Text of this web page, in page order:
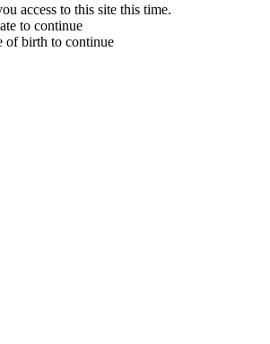
access to this site this time.
to continue
of birth to continue